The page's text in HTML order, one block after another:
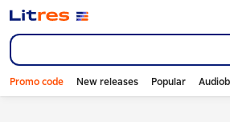
Promo code New releases Popular